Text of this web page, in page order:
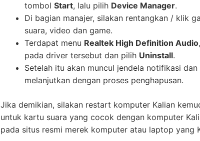
tombol Start, lalu pilih Device Manager.
Di bagian manajer, silakan rentangkan / klik
suara, video dan game.
Terdapat menu Realtek High Definition Audio
pada driver tersebut dan pilih Uninstall.
Setelah itu akan muncul jendela notifikasi
melanjutkan dengan proses penghapusan.
Jika demikian, silakan restart komputer Kalian
untuk kartu suara yang cocok dengan komputer
pada situs resmi merek komputer atau laptop yang